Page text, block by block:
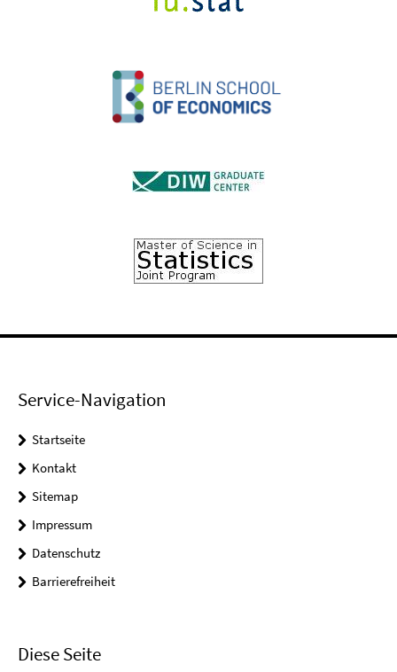
Service-Navigation
Startseite
Kontakt
Sitemap
Impressum
Datenschutz
Barrierefreiheit
Diese Seite